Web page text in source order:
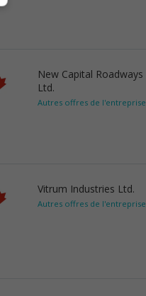
New Capital Roadways
Ltd.
Autres offres de l'entreprise
Vitrum Industries Ltd.
Autres offres de l'entreprise